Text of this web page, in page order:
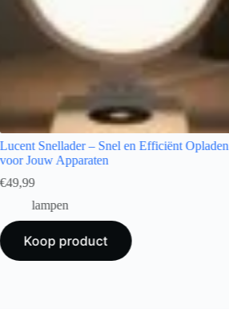
Lucent Snellader – Snel en Efficiënt Opladen
voor Jouw Apparaten
€49,99
lampen
Koop product